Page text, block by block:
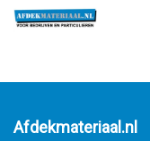
Afdekmateriaal.nl